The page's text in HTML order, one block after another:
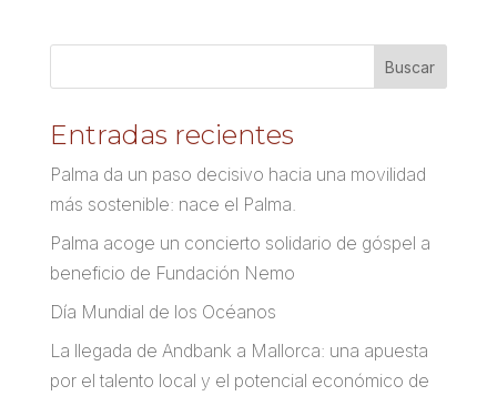
Entradas recientes
Palma da un paso decisivo hacia una movilidad
más sostenible: nace el Palma.
Palma acoge un concierto solidario de góspel a
beneficio de Fundación Nemo
Día Mundial de los Océanos
La llegada de Andbank a Mallorca: una apuesta
por el talento local y el potencial económico de